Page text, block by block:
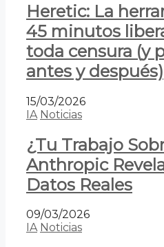
Heretic: La
45 minutos
toda censura (y
antes y después)
15/03/2026
IA Noticias
¿Tu Trabajo
Anthropic
Datos Reales
09/03/2026
IA Noticias